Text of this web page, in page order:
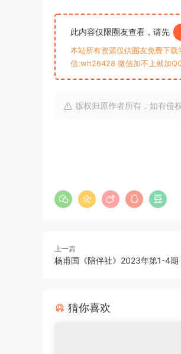
此内容仅限圈友查看，请先
本站所有资源仅供圈友免费下
信:wh26428 微信加不上就加
版权归原作者所有，如有侵
上一篇
杨甫国《陪伴社》2023年第1-4期
猜你喜欢